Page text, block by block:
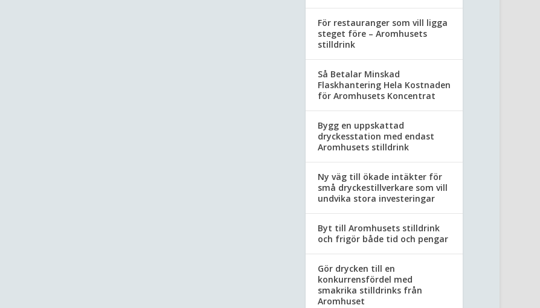
För restauranger som vill ligga
steget före – Aromhusets
stilldrink
Så Betalar Minskad
Flaskhantering Hela Kostnaden
för Aromhusets Koncentrat
Bygg en uppskattad
dryckesstation med endast
Aromhusets stilldrink
Ny väg till ökade intäkter för
små dryckestillverkare som vill
undvika stora investeringar
Byt till Aromhusets stilldrink
och frigör både tid och pengar
Gör drycken till en
konkurrensfördel med
smakrika stilldrinks från
Aromhuset